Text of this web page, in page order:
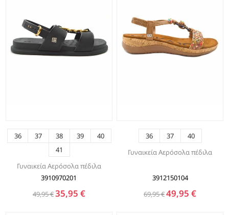
36 37 38 39
40
41
Γυναικεία Αερόσολα πέδιλα
3910970201
49,95 €35,95 €
36 37
40
Γυναικεία Αερόσολα πέδιλα
3912150104
69,95 €49,95 €